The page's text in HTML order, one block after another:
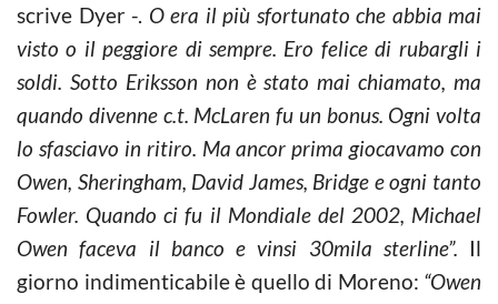
scrive Dyer -. O era il più sfortunato che abbia mai
visto o il peggiore di sempre. Ero felice di rubargli i
soldi. Sotto Eriksson non è stato mai chiamato, ma
quando divenne c.t. McLaren fu un bonus. Ogni volta
lo sfasciavo in ritiro. Ma ancor prima giocavamo con
Owen, Sheringham, David James, Bridge e ogni tanto
Fowler. Quando ci fu il Mondiale del 2002, Michael
Owen faceva il banco e vinsi 30mila sterline”. Il
giorno indimenticabile è quello di Moreno: “Owen